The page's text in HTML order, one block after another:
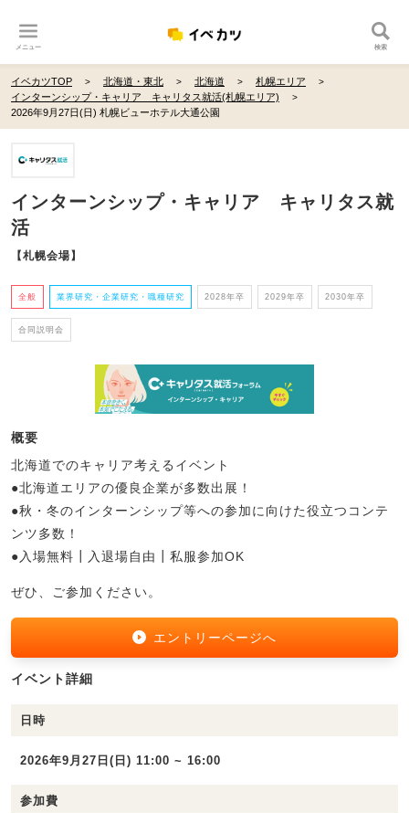
メニュー 検索
イベカツTOP 北海道・東北 北海道
札幌エリア
インターンシップ・キャリア キャリタス就活(札幌エリア)
2026年9月27日(日) 札幌ビューホテル大通公園
インターンシップ・キャリア キャリタス就
活
【札幌会場】
全般 業界研究・企業研究・職種研究 2028年卒 2029年卒 2030年卒
合同説明会
概要
北海道でのキャリア考えるイベント
●北海道エリアの優良企業が多数出展！
●秋・冬のインターンシップ等への参加に向けた役立つコンテ
ンツ多数！
●入場無料┃入退場自由┃私服参加OK
ぜひ、ご参加ください。
エントリーページへ
イベント詳細
日時
2026年9月27日(日) 11:00 ~ 16:00
参加費